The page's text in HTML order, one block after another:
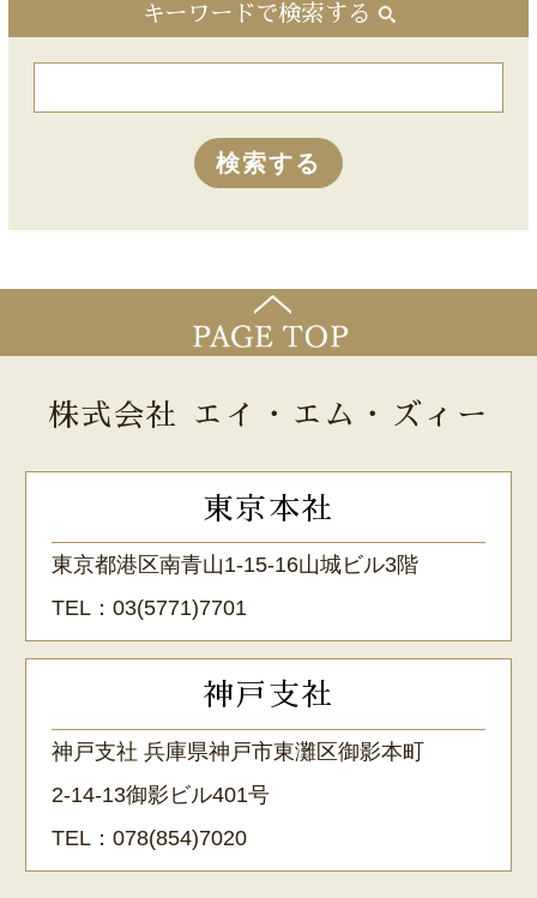
キーワードで検索する
株式会社 エイ・エム・ズィー
東京本社
東京都港区南青山1-15-16山城ビル3階
TEL：03(5771)7701
神戸支社
神戸支社 兵庫県神戸市東灘区御影本町
2-14-13御影ビル401号
TEL：078(854)7020